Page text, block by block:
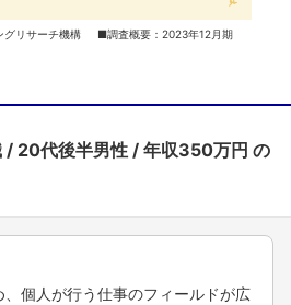
グリサーチ機構 ■調査概要：2023年12月期
20代後半男性 年収350万円 の
個人が行う仕事のフィールドが広